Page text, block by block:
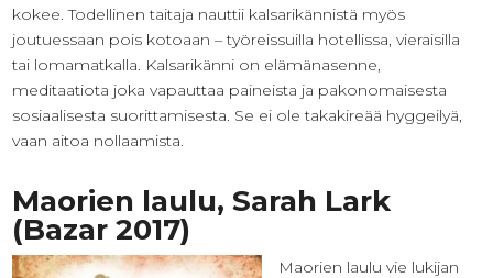
kokee. Todellinen taitaja nauttii kalsarikännistä myös
joutuessaan pois kotoaan – työreissuilla hotellissa, vieraisilla
tai lomamatkalla. Kalsarikänni on elämänasenne,
meditaatiota joka vapauttaa paineista ja pakonomaisesta
sosiaalisesta suorittamisesta. Se ei ole takakireää hyggeilyä,
vaan aitoa nollaamista.
Maorien laulu, Sarah Lark
(Bazar 2017)
Maorien laulu vie lukijan